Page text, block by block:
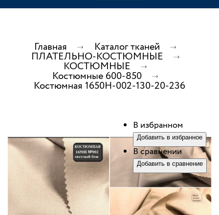
Главная Каталог тканей
ПЛАТЕЛЬНО-КОСТЮМНЫЕ
КОСТЮМНЫЕ
Костюмные 600-850
Костюмная 1650Н-002-130-20-236
В избранном
Добавить в избранное
В сравнении
Добавить в сравнение